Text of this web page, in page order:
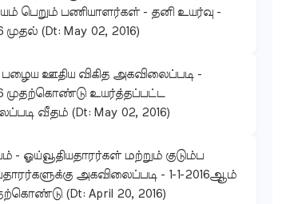
பெறும் பணியாளர்கள் - தனி உயர்வு -
முதல் (Dt: May 02, 2016)
பழைய ஊதிய விகித அகவிலைப்படி -
முதற்கொண்டு உயர்த்தப்பட்ட
வீதம் (Dt: May 02, 2016)
- ஓய்வூதியதாரர்கள் மற்றும் குடும்ப
அகவிலைப்படி - 1-1-2016ஆம்
(Dt: April 20, 2016)